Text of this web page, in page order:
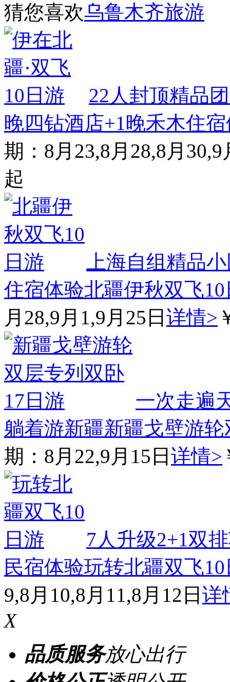
猜您喜欢乌鲁木齐旅游
22人封顶精品
晚四钻酒店+1晚禾木住宿
期：8月23,8月28,8月
起
上海自组精品
住宿体验北疆伊秋双飞
月28,9月1,9月25日 详情>
一次走遍
躺着游新疆新疆戈壁游
期：8月22,9月15日 详情>
7人升级2+1双
民宿体验玩转北疆双飞
9,8月10,8月11,8月12日 详
X
品质服务放心出行